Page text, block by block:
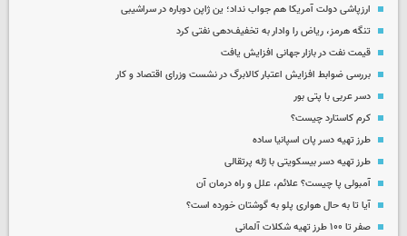
ارزپاشی دولت آمریکا هم جواب نداد؛ ین ژاپن دوباره در سراشیبی
تنگه هرمز، ریاض را وادار به تخفیف‌دهی نفتی کرد
قیمت نفت در بازار جهانی افزایش یافت
بررسی ضوابط افزایش اعتبار کالابرگ در نشست وزرای اقتصاد و کار
دسر عربی با پتی بور
کرم کاستارد چیست؟
طرز تهیه دسر پان اسپانیا ساده
طرز تهیه دسر بیسکویتی با ژله پرتقالی
آمبولی پا چیست؟ علائم، علل و راه درمان آن
آیا تا به حال هواری پلو به گوشتان خورده است؟
صفر تا ۱۰۰ طرز تهیه شکلات آلمانی